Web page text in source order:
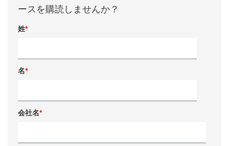
ースを購読しませんか？
姓*
名*
会社名*